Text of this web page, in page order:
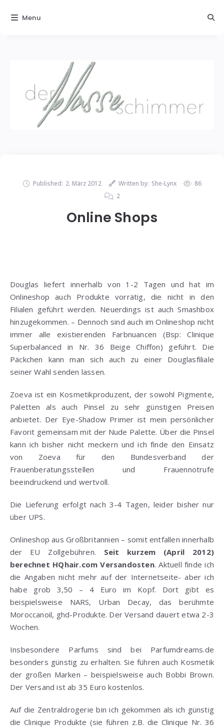
Published: 2. März 2012 Written by: She-Lynx
86
2
Online Shops
Douglas liefert innerhalb von 1-2 Tagen und hat im
Onlineshop auch Produkte vorrätig, die nicht in den
Filialen geführt werden. Neuerdings ist auch Smashbox
hinzugekommen. – Dennoch sind auch im Onlineshop nicht
immer alle existierenden Farbnuancen (Bsp: Clinique
Superbalanced in Nr. 36 Beige Chiffon) geführt. Die
Päckchen kann man sich auch zu einer Douglasfiliale
seiner Wahl senden lassen.
Zoeva ist ein Kosmetikproduzent, der sowohl Pigmente,
Paletten als auch Pinsel zu sehr günstigen Preisen
anbietet. Der Eye-Shadow Primer ist mein persönlicher
Favorit gemeinsam mit der Nude Palette. Über die Pinsel
kann ich bisher nicht meckern und ich finde den Einsatz
von Zoeva für den Bundesverband der
Frauenberatungsstellen und Frauennotrufe
beeindruckend und wertvoll.
Die Lieferung erfolgt nach 3-4 Tagen, leider bisher nur
über UPS.
Onlineshop aus Großbritannien – somit entfallen innerhalb
der EU Zollgebühren. Seit kurzem (April 2012)
berechnet HQhair.com Versandosten. Aktuell finde ich
die Angaben nicht mehr auf der Internetseite- aber ich
habe grob 3,50 – 4 Euro im Kopf. Dort gibt es
beispielsweise NARS, Urban Decay, das berühmte
Moroccanoil, ghd-Produkte. Der Versand dauert etwa 2-3
Wochen.
Insbesondere Parfums sind bei Parfumdreams.de
besonders günstig zu erhalten. Sie führen auch Kosmetik
der großen Marken – beispielsweise auch Bobbi Brown.
Der Versand ist ab 35 Euro kostenlos.
Auf die Zentraldrogerie bin ich gekommen als ich günstig
die Clinique Produkte (sie führen z.B. die Clinique Nr. 36
Menu